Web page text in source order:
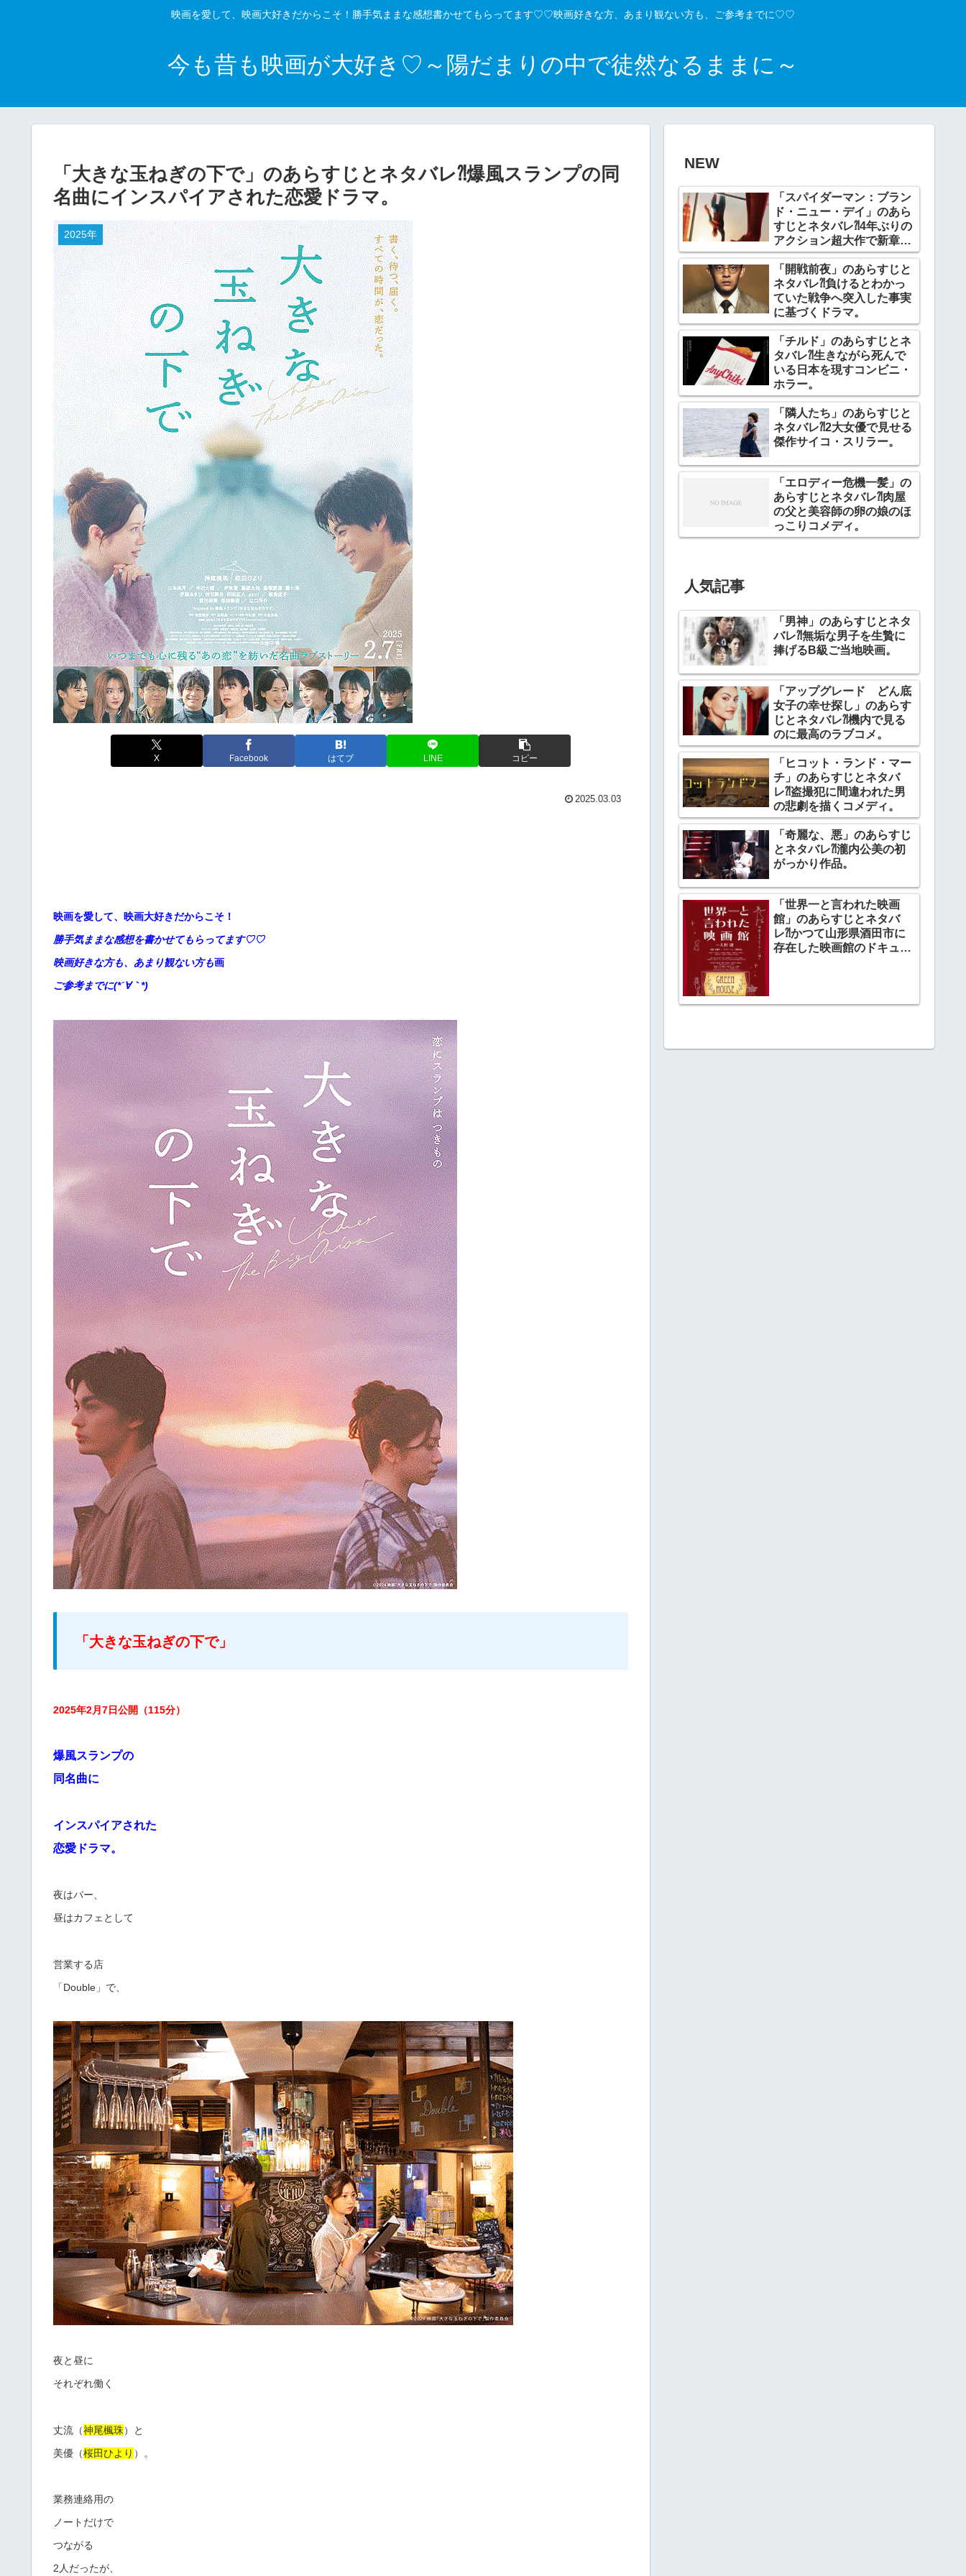
映画を愛して、映画大好きだからこそ！勝手気ままな感想書かせてもらってます♡♡映画好きな方、あまり観ない方も、ご参考までに♡♡
今も昔も映画が大好き♡～陽だまりの中で徒然なるままに～
「大きな玉ねぎの下で」のあらすじとネタバレ⁈爆風スランプの同
名曲にインスパイアされた恋愛ドラマ。
2025年
X Facebook はてブ LINE コピー
2025.03.03
映画を愛して、映画大好きだからこそ！
勝手気ままな感想を書かせてもらってます♡♡
映画好きな方も、あまり観ない方も画
ご参考までに(*´∀｀*)
「大きな玉ねぎの下で」
2025年2月7日公開（115分）
爆風スランプの
同名曲に
インスパイアされた
恋愛ドラマ。
夜はバー、
昼はカフェとして
営業する店
「Double」で、
夜と昼に
それぞれ働く
丈流（神尾楓珠）と
美優（桜田ひより ）。
業務連絡用の
ノートだけで
つながる
2人だったが、
NEW
「スパイダーマン：ブラン
ド・ニュー・デイ」のあら
すじとネタバレ⁈4年ぶりの
アクション超大作で新章開
幕。
「開戦前夜」のあらすじと
ネタバレ⁈負けるとわかっ
ていた戦争へ突入した事実
に基づくドラマ。
「チルド」のあらすじとネ
タバレ⁈生きながら死んで
いる日本を現すコンビニ・
ホラー。
「隣人たち」のあらすじと
ネタバレ⁈2大女優で見せる
傑作サイコ・スリラー。
「エロディー危機一髪」の
あらすじとネタバレ⁈肉屋
の父と美容師の卵の娘のほ
っこりコメディ。
人気記事
「男神」のあらすじとネタ
バレ⁈無垢な男子を生贄に
捧げるB級ご当地映画。
「アップグレード どん底
女子の幸せ探し」のあらす
じとネタバレ⁈機内で見る
のに最高のラブコメ。
「ヒコット・ランド・マー
チ」のあらすじとネタバ
レ⁈盗撮犯に間違われた男
の悲劇を描くコメディ。
「奇麗な、悪」のあらすじ
とネタバレ⁈瀧内公美の初
がっかり作品。
「世界一と言われた映画
館」のあらすじとネタバ
レ⁈かつて山形県酒田市に
存在した映画館のドキュメ